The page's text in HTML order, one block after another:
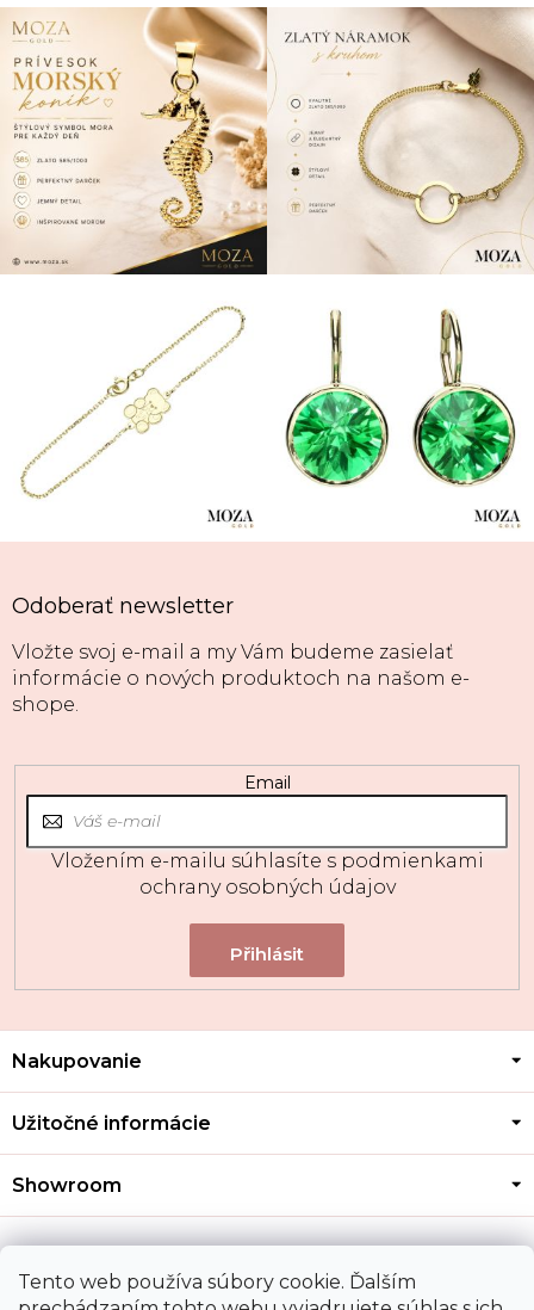
Tento web používa súbory cookie. Ďalším
Odoberať newsletter
Vložte svoj e-mail a my Vám budeme zasielať
informácie o nových produktoch na našom e-
shope.
Email
Vložením e-mailu súhlasíte s podmienkami
ochrany osobných údajov
Z
p
t
Nakupovanie
Užitočné informácie
Showroom
Kontakt